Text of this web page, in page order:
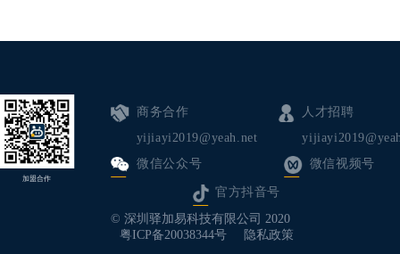
加盟合作
商务合作
yijiayi2019@yeah.net
人才招聘
微信公众号
微信视频号
官方抖音号
© 深圳驿加易科技有限公司 2020
粤ICP备20038344号
隐私政策